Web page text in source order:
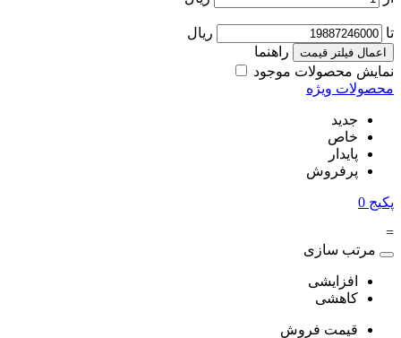
تا ریال
اعمال فیلتر قیمت
راهنما
نمایش محصولات موجود
محصولات ویژه
جدید
خاص
پایدار
پرفروش
پکیج 0
=
مرتب سازی
افزایشی
کاهشی
قیمت فروش